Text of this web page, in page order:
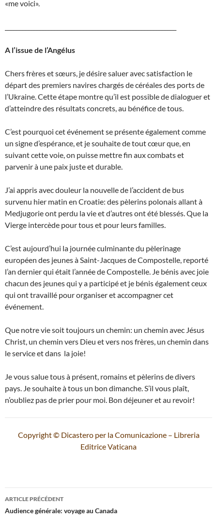
«me voici».
A l’issue de l’Angélus
Chers frères et sœurs, je désire saluer avec satisfaction le
départ des premiers navires chargés de céréales des ports de
l’Ukraine. Cette étape montre qu’il est possible de dialoguer et
d’atteindre des résultats concrets, au bénéfice de tous.
C’est pourquoi cet événement se présente également comme
un signe d’espérance, et je souhaite de tout cœur que, en
suivant cette voie, on puisse mettre fin aux combats et
parvenir à une paix juste et durable.
J’ai appris avec douleur la nouvelle de l’accident de bus
survenu hier matin en Croatie: des pèlerins polonais allant à
Medjugorie ont perdu la vie et d’autres ont été blessés. Que la
Vierge intercède pour tous et pour leurs familles.
C’est aujourd’hui la journée culminante du pèlerinage
européen des jeunes à Saint-Jacques de Compostelle, reporté
l’an dernier qui était l’année de Compostelle. Je bénis avec joie
chacun des jeunes qui y a participé et je bénis également ceux
qui ont travaillé pour organiser et accompagner cet
événement.
Que notre vie soit toujours un chemin: un chemin avec Jésus
Christ, un chemin vers Dieu et vers nos frères, un chemin dans
le service et dans la joie!
Je vous salue tous à présent, romains et pèlerins de divers
pays. Je souhaite à tous un bon dimanche. S’il vous plaît,
n’oubliez pas de prier pour moi. Bon déjeuner et au revoir!
Copyright © Dicastero per la Comunicazione – Libreria
Editrice Vaticana
Navigation
des
ARTICLE PRÉCÉDENT
Audience générale: voyage au Canada